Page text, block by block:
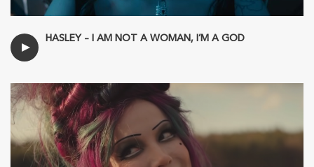
HASLEY – I AM NOT A WOMAN, I’M A GOD